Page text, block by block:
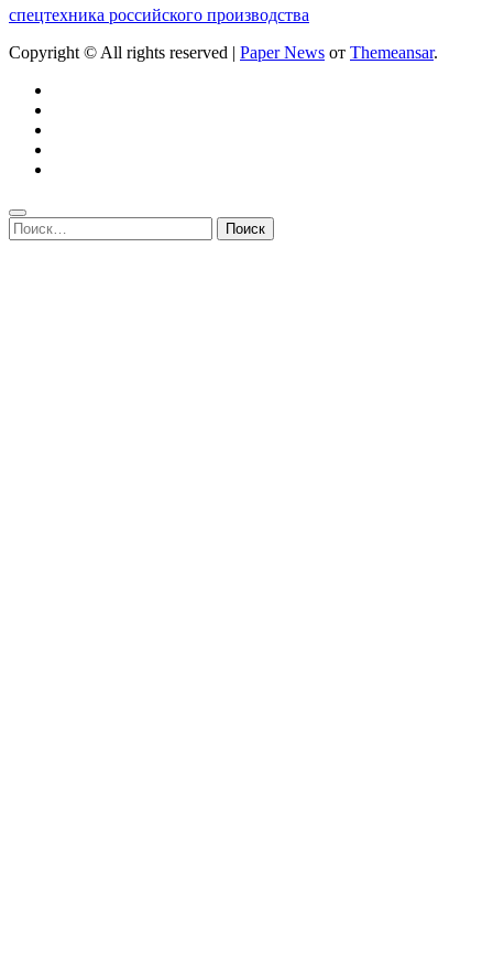
спецтехника российского производства
Copyright © All rights reserved | Paper News от Themeansar.
Найти: